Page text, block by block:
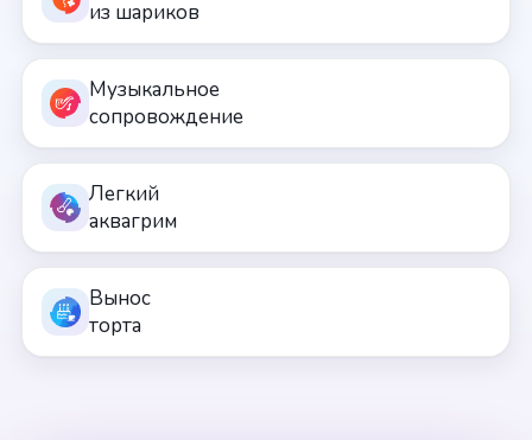
из шариков
Музыкальное
сопровождение
Легкий
аквагрим
Вынос
торта